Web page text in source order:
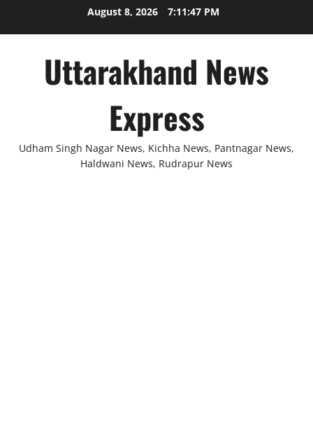
August 8, 2026 7:11:48 PM
Uttarakhand News
Express
Udham Singh Nagar News, Kichha News, Pantnagar News,
Haldwani News, Rudrapur News